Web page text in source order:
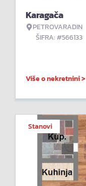
Karagača
PETROVARADIN
ŠIFRA: #566133
Više o nekretnini >
Stanovi